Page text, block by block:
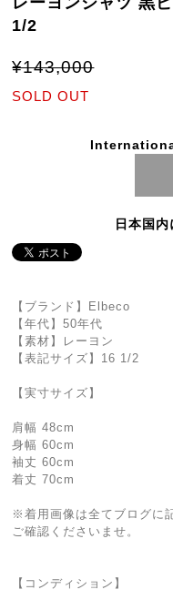
1/2
¥143,000
SOLD OUT
日本国
【ブランド】Elbeco
【年代】50年代
【素材】レーヨン
【表記サイズ】16 1/2
【実寸サイズ】
肩幅 48cm
身幅 60cm
袖丈 60cm
着丈 70cm
※着用画像は全てブログに
ご確認くださいませ。
【コンディション】